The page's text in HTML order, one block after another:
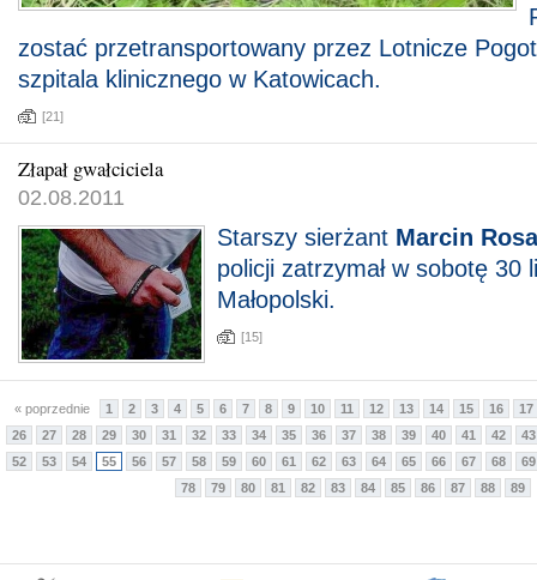
zostać przetransportowany przez Lotnicze
szpitala klinicznego w Katowicach.
[21]
Złapał gwałciciela
02.08.2011
Starszy sierżant Marcin Rosa
policji zatrzymał w sobotę 30
Małopolski.
[15]
« poprzednie 1 2 3 4 5 6 7 8 9 10 11 12 13 14 15 16
17
26
27 28 29 30 31 32 33 34 35 36 37 38 39 40 41 42
43
52
53 54 55 56 57 58 59 60 61 62 63 64 65 66 67 68
69
78
79 80 81 82 83 84 85 86 87 88 89